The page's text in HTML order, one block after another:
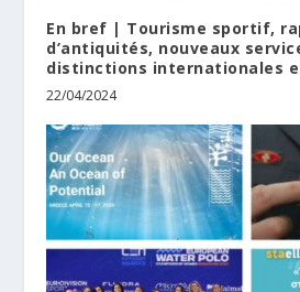
En bref | Τourisme sportif,
d’antiquités, nouveaux
distinctions internationales
22/04/2024